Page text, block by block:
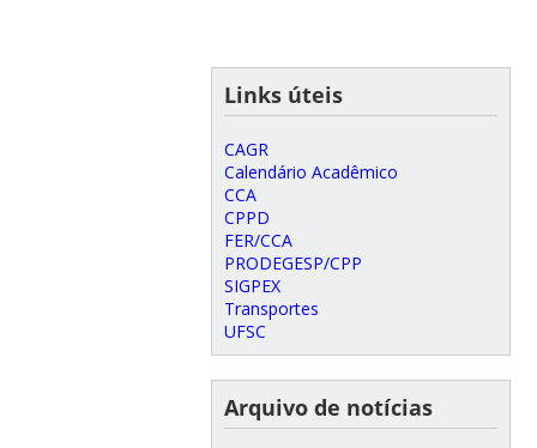
Links úteis
CAGR
Calendário Acadêmico
CCA
CPPD
FER/CCA
PRODEGESP/CPP
SIGPEX
Transportes
UFSC
Arquivo de notícias